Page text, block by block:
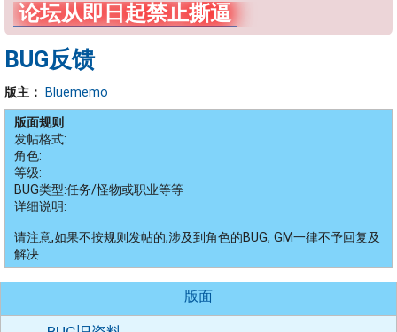
论坛从即日起禁止撕逼
BUG反馈
版主： Bluememo
版面规则
发帖格式:
角色:
等级:
BUG类型:任务/怪物或职业等等
详细说明:
请注意,如果不按规则发帖的,涉及到角色的BUG, GM一律不予回复及
解决
版面